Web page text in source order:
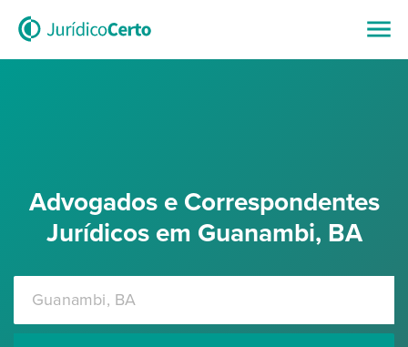
Advogados e Correspondentes
Jurídicos em Guanambi, BA